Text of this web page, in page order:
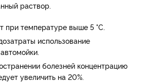
раствор.
при температуре выше 5 °С.
использование
болезней концентрацию
увеличить на 20%.